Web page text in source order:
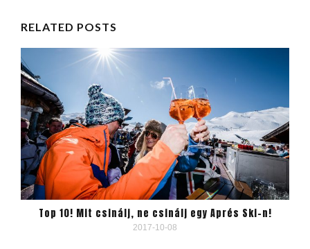
RELATED POSTS
Top 10! Mit csinálj, ne csinálj egy Aprés Ski-n!
2017-10-08